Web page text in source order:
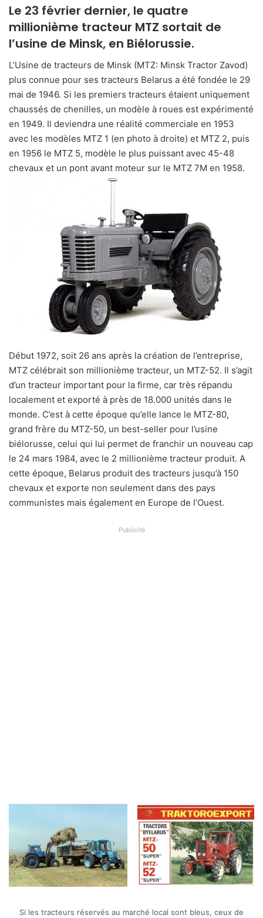
Le 23 février dernier, le quatre
millionième tracteur MTZ sortait de
l’usine de Minsk, en Biélorussie.
L’Usine de tracteurs de Minsk (MTZ: Minsk Tractor Zavod)
plus connue pour ses tracteurs Belarus a été fondée le 29
mai de 1946. Si les premiers tracteurs étaient uniquement
chaussés de chenilles, un modèle à roues est expérimenté
en 1949. Il deviendra une réalité commerciale en 1953
avec les modèles MTZ 1 (en photo à droite) et MTZ 2, puis
en 1956 le MTZ 5, modèle le plus puissant avec 45-48
chevaux et un pont avant moteur sur le MTZ 7M en 1958.
Début 1972, soit 26 ans après la création de l’entreprise,
MTZ célébrait son millionième tracteur, un MTZ-52. Il s’agit
d’un tracteur important pour la firme, car très répandu
localement et exporté à près de 18.000 unités dans le
monde. C’est à cette époque qu’elle lance le MTZ-80,
grand frère du MTZ-50, un best-seller pour l’usine
biélorusse, celui qui lui permet de franchir un nouveau cap
le 24 mars 1984, avec le 2 millionième tracteur produit. A
cette époque, Belarus produit des tracteurs jusqu’à 150
chevaux et exporte non seulement dans des pays
communistes mais également en Europe de l’Ouest.
Publicité
Si les tracteurs réservés au marché local sont bleus, ceux de